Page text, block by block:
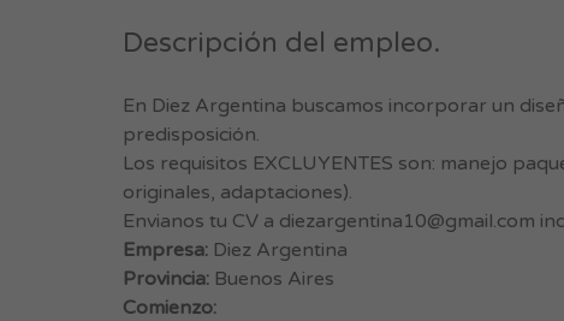
Descripción del empleo.
En Diez Argentina buscamos incorporar un
predisposición.
Los requisitos EXCLUYENTES son: manejo
originales, adaptaciones).
Envianos tu CV a diezargentina10@gmail.com
Empresa: Diez Argentina
Provincia: Buenos Aires
Comienzo: